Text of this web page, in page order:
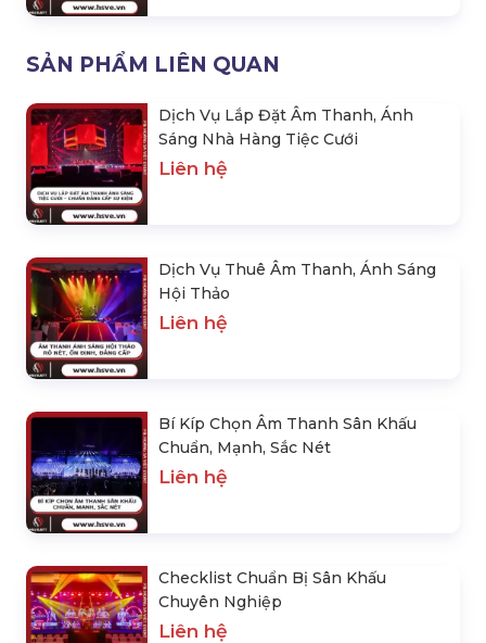
SẢN PHẨM LIÊN QUAN
Dịch Vụ Lắp Đặt Âm Thanh, Ánh
Sáng Nhà Hàng Tiệc Cưới
Liên hệ
Dịch Vụ Thuê Âm Thanh, Ánh Sáng
Hội Thảo
Liên hệ
Bí Kíp Chọn Âm Thanh Sân Khấu
Chuẩn, Mạnh, Sắc Nét
Liên hệ
Checklist Chuẩn Bị Sân Khấu
Chuyên Nghiệp
Liên hệ